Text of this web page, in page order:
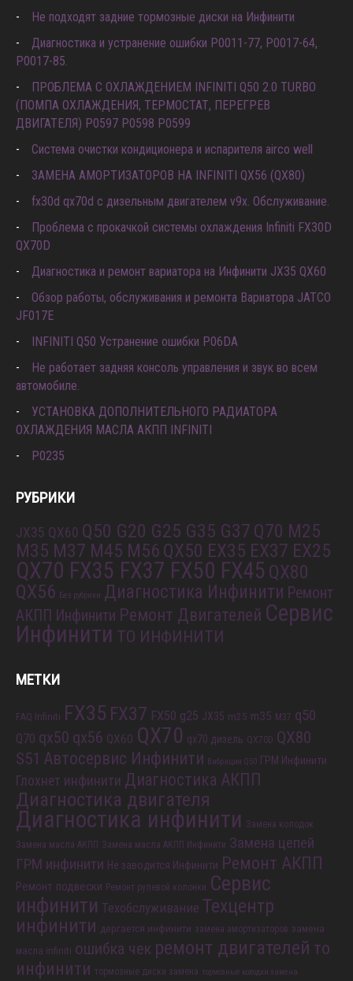
Не подходят задние тормозные диски на Инфинити
Диагностика и устранение ошибки Р0011-77, P0017-64,
P0017-85.
ПРОБЛЕМА С ОХЛАЖДЕНИЕМ INFINITI Q50 2.0 TURBO
(ПОМПА ОХЛАЖДЕНИЯ, ТЕРМОСТАТ, ПЕРЕГРЕВ
ДВИГАТЕЛЯ) P0597 P0598 P0599
Система очистки кондиционера и испарителя airco well
ЗАМЕНА АМОРТИЗАТОРОВ НА INFINITI QX56 (QX80)
fx30d qx70d с дизельным двигателем v9x. Обслуживание.
Проблема с прокачкой системы охлаждения Infiniti FX30D
QX70D
Диагностика и ремонт вариатора на Инфинити JX35 QX60
Обзор работы, обслуживания и ремонта Вариатора JATCO
JF017E
INFINITI Q50 Устранение ошибки P06DA
Не работает задняя консоль управления и звук во всем
автомобиле.
УСТАНОВКА ДОПОЛНИТЕЛЬНОГО РАДИАТОРА
ОХЛАЖДЕНИЯ МАСЛА АКПП INFINITI
P0235
РУБРИКИ
JX35 QX60 Q50 G20 G25 G35 G37 Q70 M25
M35 M37 M45 M56 QX50 EX35 EX37 EX25
QX70 FX35 FX37 FX50 FX45 QX80
QX56 Без рубрики Диагностика Инфинити Ремонт
АКПП Инфинити Ремонт Двигателей Сервис
Инфинити ТО ИНФИНИТИ
МЕТКИ
FAQ Infiniti FX35 FX37 FX50 g25 JX35 m25 m35 M37 q50
Q70 qx50 qx56 QX60 QX70 qx70 дизель QX70D QX80
S51 Автосервис Инфинити Вибрация Q50 ГРМ Инфинити
Глохнет инфинити Диагностика АКПП
Диагностика двигателя
Диагностика инфинити Замена колодок
Замена масла АКПП Замена масла АКПП Инфинити Замена цепей
ГРМ инфинити Не заводится Инфинити Ремонт АКПП
Ремонт подвески Ремонт рулевой колонки Сервис
инфинити Техобслуживание Техцентр
инфинити дергается инфинити замена амортизаторов замена
масла infiniti ошибка чек ремонт двигателей то
инфинити тормозные диски замена тормозные колодки замена